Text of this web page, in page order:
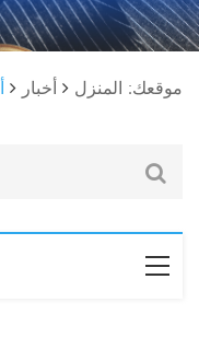
موقعك: المنزل أخبار